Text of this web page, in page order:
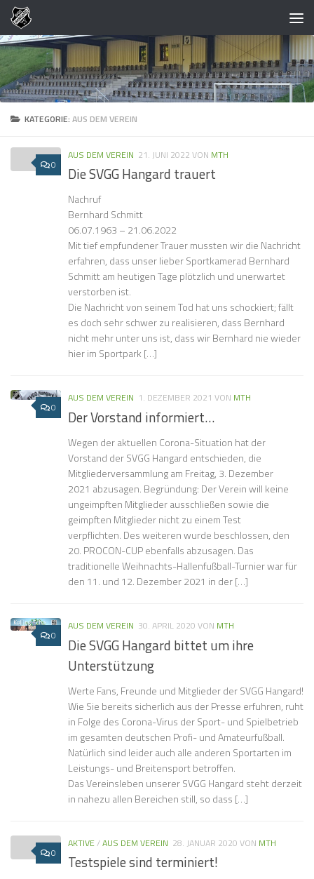
Zum Inhalt springen
KATEGORIE:AUS DEM VEREIN
0
AUS DEM VEREIN 21. JUNI 2022 VON MTH
Die SVGG Hangard trauert
Nachruf
Bernhard Schmitt
06.07.1963 – 21.06.2022
Mit tief empfundener Trauer mussten wir die Nachricht
erfahren, dass unser lieber Sportkamerad Bernhard
Schmitt am heutigen Tage plötzlich und unerwartet
verstorben ist.
Die Nachricht von seinem Tod hat uns schockiert; fällt
es doch sehr schwer zu realisieren, dass Bernhard
nicht mehr unter uns ist, dass wir Bernhard nie wieder
hier im Sportpark […]
0
AUS DEM VEREIN 1. DEZEMBER 2021 VON MTH
Der Vorstand informiert…
Wegen der aktuellen Corona-Situation hat der
Vorstand der SVGG Hangard entschieden, die
Mitgliederversammlung am Freitag, 3. Dezember
2021 abzusagen. Begründung: Der Verein will keine
ungeimpften Mitglieder ausschließen sowie die
geimpften Mitglieder nicht zu einem Test
verpflichten. Des weiteren wurde beschlossen, den
20. PROCON-CUP ebenfalls abzusagen. Das
traditionelle Weihnachts-Hallenfußball-Turnier war für
den 11. und 12. Dezember 2021 in der […]
0
AUS DEM VEREIN 30. APRIL 2020 VON MTH
Die SVGG Hangard bittet um ihre
Unterstützung
Werte Fans, Freunde und Mitglieder der SVGG Hangard!
Wie Sie bereits sicherlich aus der Presse erfuhren, ruht
in Folge des Corona-Virus der Sport- und Spielbetrieb
im gesamten deutschen Profi- und Amateurfußball.
Natürlich sind leider auch alle anderen Sportarten im
Leistungs- und Breitensport betroffen.
Das Vereinsleben unserer SVGG Hangard steht derzeit
in nahezu allen Bereichen still, so dass […]
0
AKTIVE/AUS DEM VEREIN 28. JANUAR 2020 VON MTH
Testspiele sind terminiert!